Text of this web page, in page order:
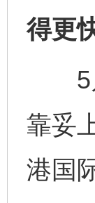
得更
5月
靠妥
港国